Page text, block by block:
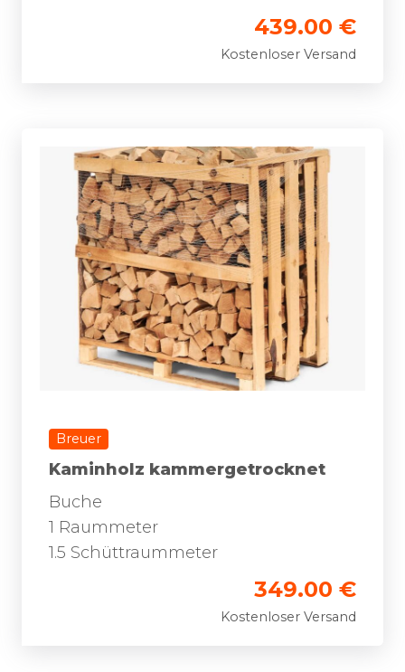
439.00 €
Kostenloser Versand
Breuer
Kaminholz kammergetrocknet
Buche
1 Raummeter
1.5 Schüttraummeter
349.00 €
Kostenloser Versand